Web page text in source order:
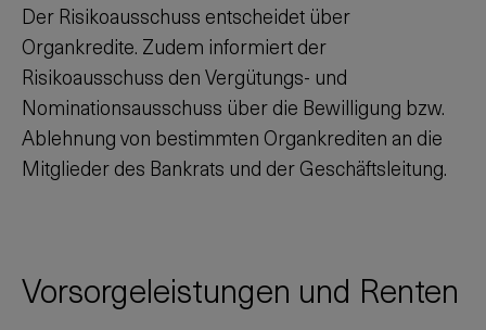
Der Risikoausschuss entscheidet über
Organkredite. Zudem informiert der
Risikoausschuss den Vergütungs- und
Nominationsausschuss über die Bewilligung bzw.
Ablehnung von bestimmten Organkrediten an die
Mitglieder des Bankrats und der Geschäftsleitung.
Vorsorgeleistungen und Renten